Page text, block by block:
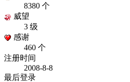
8380 个
威望
3 级
感谢
460 个
注册时间
2008-8-8
最后登录